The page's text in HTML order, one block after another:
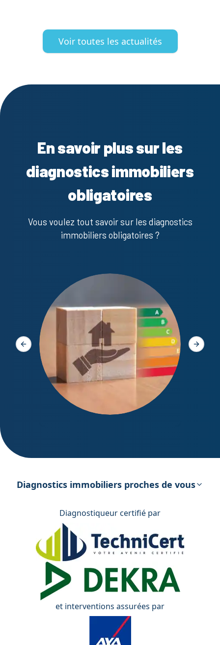
Voir toutes les actualités
En savoir plus sur les
diagnostics immobiliers
obligatoires
Vous voulez tout savoir sur les diagnostics
immobiliers obligatoires ?
énergétique
Slide précédente Slide
Diagnostics immobiliers proches de vous
Diagnostiqueur certifié par
et interventions assurées par